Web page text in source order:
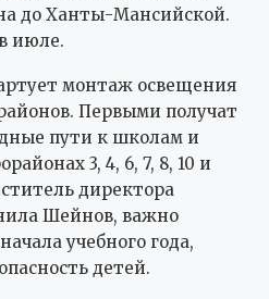
до Ханты-Мансийской.
июле.
монтаж освещения
Первыми получат
пути к школам и
3, 4, 6, 7, 8, 10 и
директора
Шейнов, важно
учебного года,
детей.